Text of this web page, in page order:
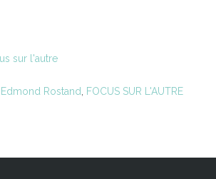
sur l'autre
Rostand FOCUS SUR L'AUTRE